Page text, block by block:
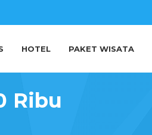
HOTEL PAKET WISATA
Ribu